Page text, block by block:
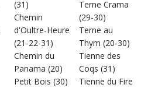
(31)
Chemin
d'Oultre-Heure
(21-22-31)
Chemin du
Panama (20)
Petit Bois (30)
Terne Crama
(29-30)
Terne au
Thym (20-30)
Tienne des
Coqs (31)
Tienne du Fire